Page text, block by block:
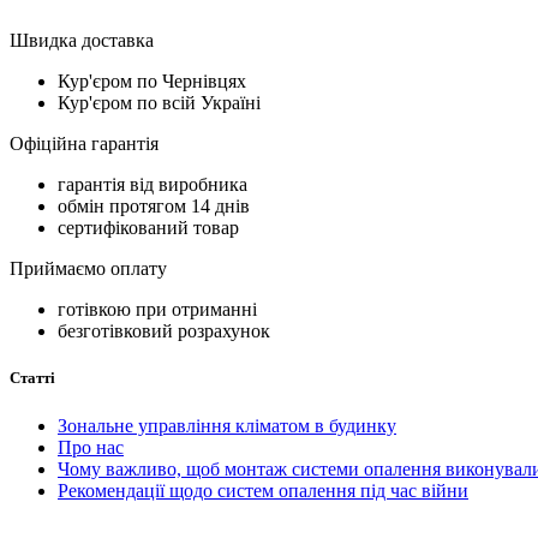
Швидка доставка
Кур'єром по Чернівцях
Кур'єром по всій Україні
Офіційна гарантія
гарантія від виробника
обмін протягом 14 днів
сертифікований товар
Приймаємо оплату
готівкою при отриманні
безготівковий розрахунок
Статті
Зональне управління кліматом в будинку
Про нас
Чому важливо, щоб монтаж системи опалення виконували
Рекомендації щодо систем опалення під час війни